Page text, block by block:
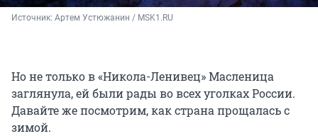
Источник: Артем Устюжанин / MSK1.RU
Но не только в «Никола-Ленивец» Масленица
заглянула, ей были рады во всех уголках России.
Давайте же посмотрим, как страна прощалась с
зимой.